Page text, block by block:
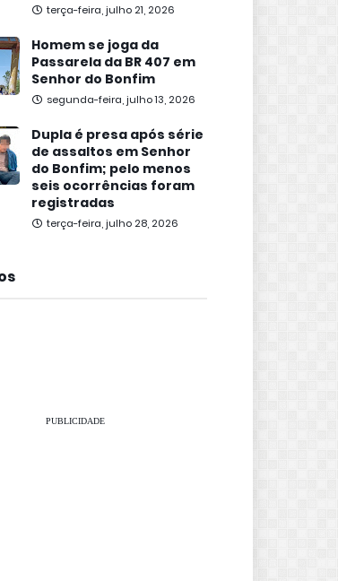
terça-feira, julho 21, 2026
Homem se joga da
Passarela da BR 407 em
Senhor do Bonfim
segunda-feira, julho 13, 2026
Dupla é presa após série
de assaltos em Senhor
do Bonfim; pelo menos
seis ocorrências foram
registradas
terça-feira, julho 28, 2026
PUBLICIDADE